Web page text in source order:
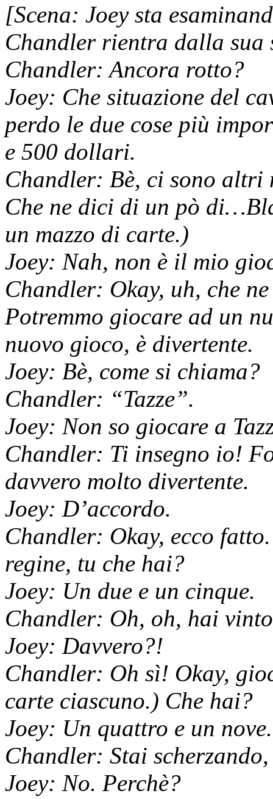
[Scena: Joey sta
Chandler rientra dalla sua
Chandler: Ancora rotto?
Joey: Che situazione del
perdo le due cose più
e 500 dollari.
Chandler: Bè, ci sono
Che ne dici di un pò
un mazzo di carte.)
Joey: Nah, non è il mio
Chandler: Okay, uh, che
Potremmo giocare ad un
nuovo gioco, è divertente.
Joey: Bè, come si chiama?
Chandler: “Tazze”.
Joey: Non so giocare a
Chandler: Ti insegno io!
davvero molto divertente.
Joey: D’accordo.
Chandler: Okay, ecco
regine, tu che hai?
Joey: Un due e un cinque.
Chandler: Oh, oh, hai
Joey: Davvero?!
Chandler: Oh sì! Okay,
carte ciascuno.) Che hai?
Joey: Un quattro e un nove.
Chandler: Stai
Joey: No. Perchè?